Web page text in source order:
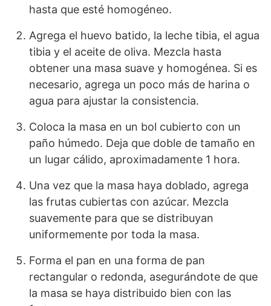
hasta que esté homogéneo.
Agrega el huevo batido, la leche tibia, el agua
tibia y el aceite de oliva. Mezcla hasta
obtener una masa suave y homogénea. Si es
necesario, agrega un poco más de harina o
agua para ajustar la consistencia.
Coloca la masa en un bol cubierto con un
paño húmedo. Deja que doble de tamaño en
un lugar cálido, aproximadamente 1 hora.
Una vez que la masa haya doblado, agrega
las frutas cubiertas con azúcar. Mezcla
suavemente para que se distribuyan
uniformemente por toda la masa.
Forma el pan en una forma de pan
rectangular o redonda, asegurándote de que
la masa se haya distribuido bien con las